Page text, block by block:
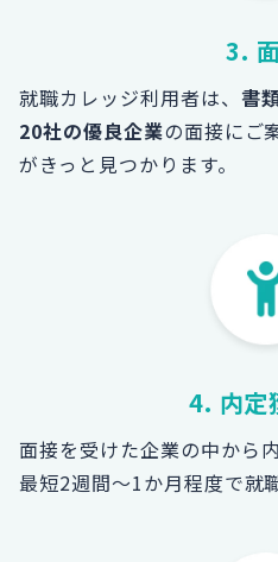
3.
就職カレッジ利用者は、 書
20社の優良企業の面接にご
がきっと見つかります。
4. 内定
面接を受けた企業の中から
最短2週間～1か月程度で就